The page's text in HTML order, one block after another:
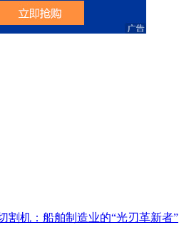
割机：船舶制造业的“光刃革新者”